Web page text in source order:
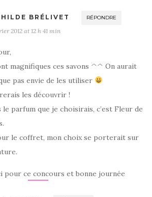
BRÉLIVET RÉPONDRE
2012 at 12 h 41 min
magnifiques ces savons ^^ On aurait
pas envie de les utiliser
les découvrir !
le parfum que je choisirais, c’est Fleur de
le coffret, mon choix se porterait sur
pour ce concours et bonne journée